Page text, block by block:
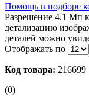
Помощь в подборе
Разрешение 4.1 Мп
детализацию
деталей можно
Отображать по
Код товара: 216699
(0)